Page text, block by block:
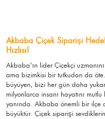
Akbaba Çiçek Siparişi
Hızlısı!
Akbaba'ın lider Çiçekçi
ama bizimkisi bir tutkudan da
büyüyen, bizi her gün daha
milyonlarca insanı hayatını
yanında. Akbaba önemli bir ilçe
büyüktür. Çiçek siparişi